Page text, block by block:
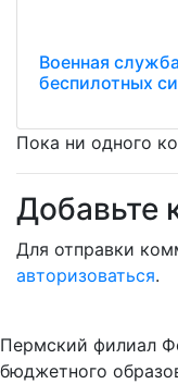
Военная
беспилотных
Пока ни одного
Добавьте
Для отправки
авторизоваться.
Пермский филиал
бюджетного